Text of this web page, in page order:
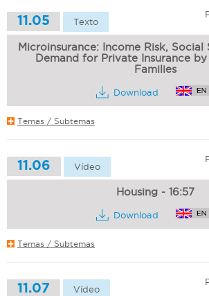
11.05 Texto
Microinsurance: Income Risk,
Demand for Private Insurance
Families
Download
Temas / Subtemas
11.06 Vídeo
Housing - 16:57
Download
Temas / Subtemas
11.07 Vídeo